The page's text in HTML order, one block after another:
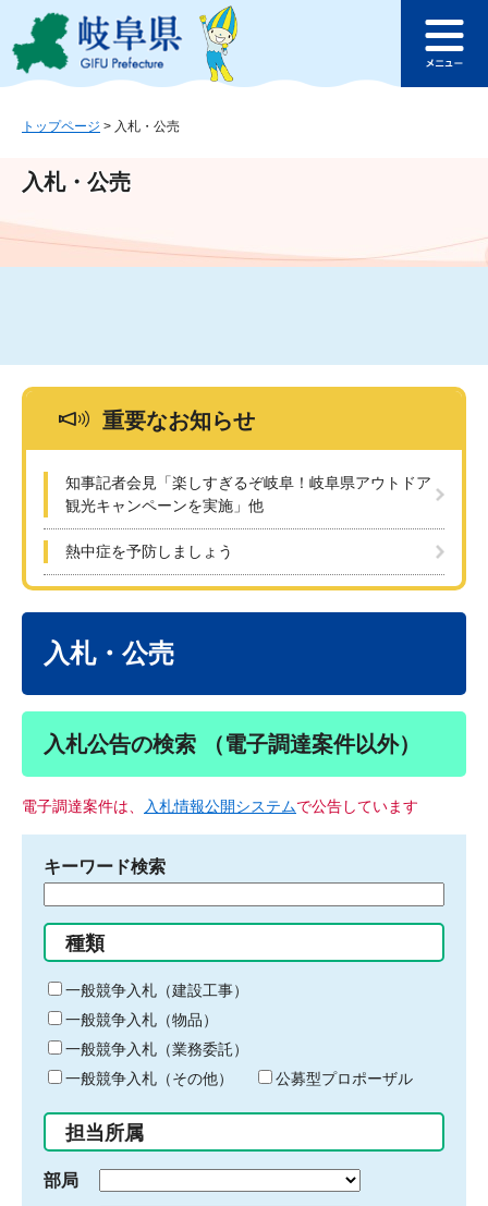
ジ
ュ
文
このページの本文へ
ュ
トップページ > 入札・公売
入札・公売
重要なお知らせ
知事記者会見「楽しすぎるぞ岐阜！岐阜県アウトドア
観光キャンペーンを実施」他
熱中症を予防しましょう
入札・公売
入札公告の検索 （電子調達案件以外）
電子調達案件は、 入札情報公開システムで公告しています
キーワード検索
る
キ
ー
ワ
ー
ド
入
力
種類
一般競争入札（建設工事）
一般競争入札（物品）
一般競争入札（業務委託）
一般競争入札（その他）
公募型プロポーザル
担当所属
部局